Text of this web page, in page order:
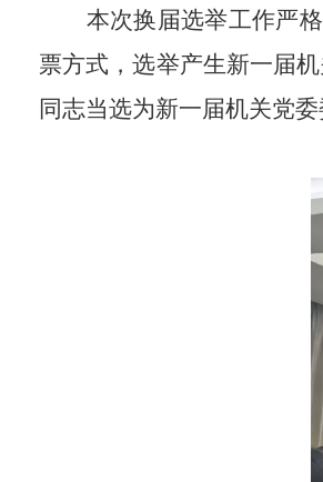
本次换届选举工作严
票方式，选举产生新一届
同志当选为新一届机关党